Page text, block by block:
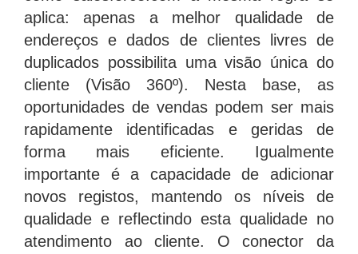
aplica: apenas a melhor qualidade de
endereços e dados de clientes livres de
duplicados possibilita uma visão única do
cliente (Visão 360º). Nesta base, as
oportunidades de vendas podem ser mais
rapidamente identificadas e geridas de
forma mais eficiente. Igualmente
importante é a capacidade de adicionar
novos registos, mantendo os níveis de
qualidade e reflectindo esta qualidade no
atendimento ao cliente. O conector da